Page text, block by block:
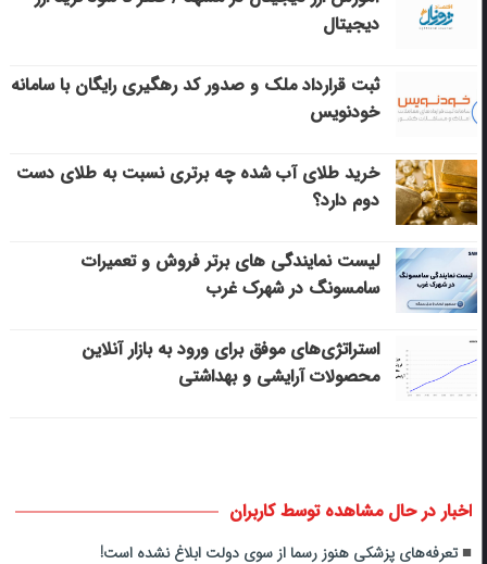
دیجیتال
ثبت قرارداد ملک و صدور کد رهگیری رایگان با سامانه
خودنویس
خرید طلای آب شده چه برتری نسبت به طلای دست
دوم دارد؟
لیست نمایندگی های برتر فروش و تعمیرات
سامسونگ در شهرک غرب
استراتژی‌های موفق برای ورود به بازار آنلاین
محصولات آرایشی و بهداشتی
اخبار در حال مشاهده توسط کاربران
تعرفه‌های پزشکی هنوز رسما از سوی دولت ابلاغ نشده است!